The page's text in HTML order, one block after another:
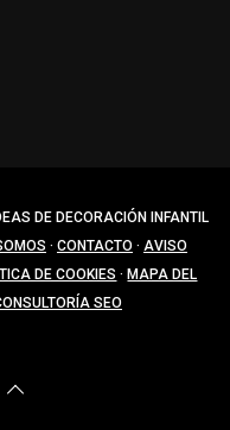
DE DECORACIÓN INFANTIL
· CONTACTO · AVISO
DE COOKIES · MAPA DEL
SEO